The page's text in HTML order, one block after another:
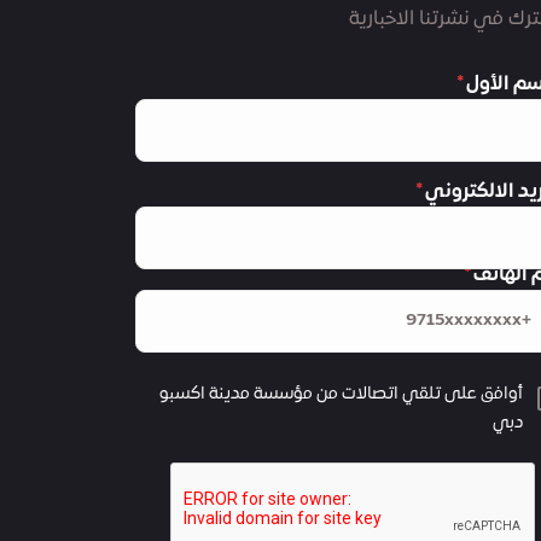
في نشرتنا الاخبارية
الأول
الالكتروني
الهاتف
أوافق على تلقي اتصالات من مؤسسة مدينة اكسبو
دبي